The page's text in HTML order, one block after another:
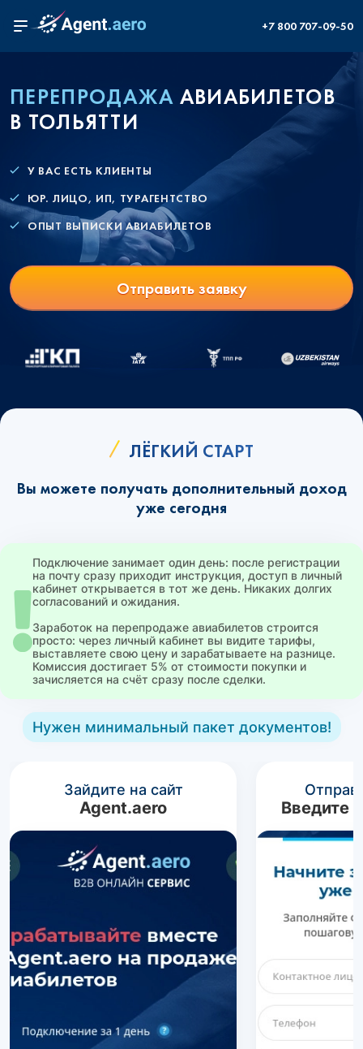
+7 800 707-09-50
ПЕРЕПРОДАЖА АВИАБИЛЕТОВ
В ТОЛЬЯТТИ
У ВАС ЕСТЬ КЛИЕНТЫ
ЮР. ЛИЦО, ИП, ТУРАГЕНТСТВО
ОПЫТ ВЫПИСКИ АВИАБИЛЕТОВ
Отправить заявку
ЛЁГКИЙ СТАРТ
Вы можете получать дополнительный доход
уже сегодня
Подключение занимает один день: после регистрации
на почту сразу приходит инструкция, доступ в личный
кабинет открывается в тот же день. Никаких долгих
согласований и ожидания.
Заработок на перепродаже авиабилетов строится
просто: через личный кабинет вы видите тарифы,
выставляете свою цену и зарабатываете на разнице.
Комиссия достигает 5% от стоимости покупки и
зачисляется на счёт сразу после сделки.
Нужен минимальный пакет документов!
Зайдите на сайт
Agent.aero Введите